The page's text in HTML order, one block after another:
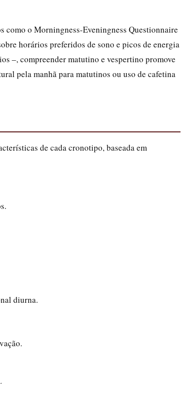
o Morningness-Eveningness Questionnaire
horários preferidos de sono e picos de energia
–, compreender matutino e vespertino promove
pela manhã para matutinos ou uso de cafetina
de cada cronotipo, baseada em
diurna.